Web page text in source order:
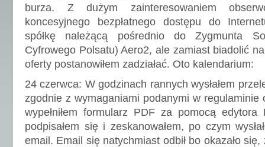
burza. Z dużym zainteresowaniem
koncesyjnego bezpłatnego dostępu do
spółkę należącą pośrednio do Zygmunta
Cyfrowego Polsatu) Aero2, ale zamiast biadolić
oferty postanowiłem zadziałać. Oto kalendarium:
24 czerwca: W godzinach rannych wysłałem
zgodnie z wymaganiami podanymi w regulaminie
wypełniłem formularz PDF za pomocą edytora
podpisałem się i zeskanowałem, po czym
email. Email się natychmiast odbił bo okazało się,